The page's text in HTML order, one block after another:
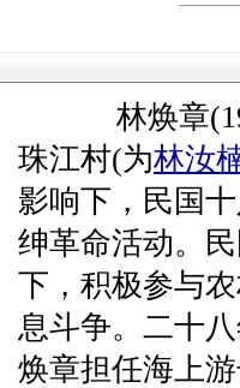
林焕章
珠江村(为林汝
影响下，民国
绅革命活动。
下，积极参与
息斗争。二十
焕章担任海上